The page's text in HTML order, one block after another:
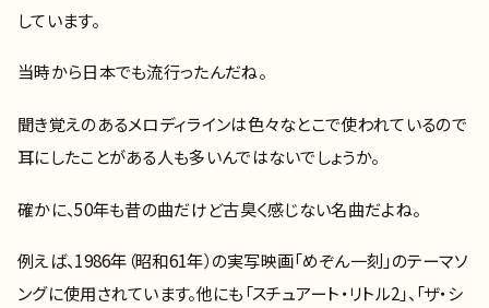
しています。
当時から日本でも流行ったんだね。
聞き覚えのあるメロディラインは色々なとこで使われているので
耳にしたことがある人も多いんではないでしょうか。
確かに、50年も昔の曲だけど古臭く感じない名曲だよね。
例えば、1986年（昭和61年）の実写映画「めぞん一刻」のテーマソ
ングに使用されています。他にも「スチュアート・リトル2」、「ザ・シ